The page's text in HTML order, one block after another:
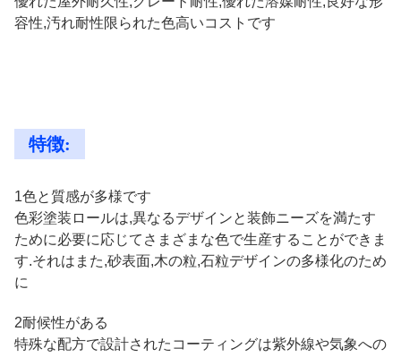
容性,汚れ耐性限られた色高いコストです
特徴:
1色と質感が多様です
色彩塗装ロールは,異なるデザインと装飾ニーズを満たす
ために必要に応じてさまざまな色で生産することができま
す.それはまた,砂表面,木の粒,石粒デザインの多様化のため
に
2耐候性がある
特殊な配方で設計されたコーティングは紫外線や気象への